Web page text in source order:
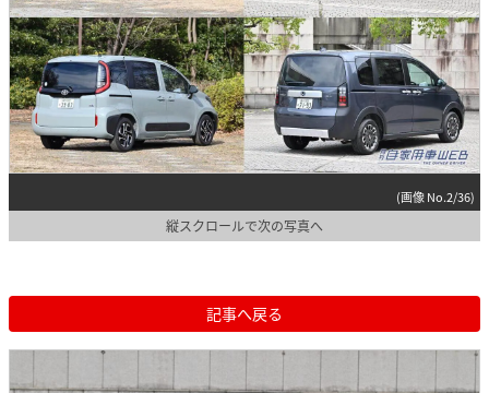
(画像 No.2/36)
縦スクロールで次の写真へ
記事へ戻る